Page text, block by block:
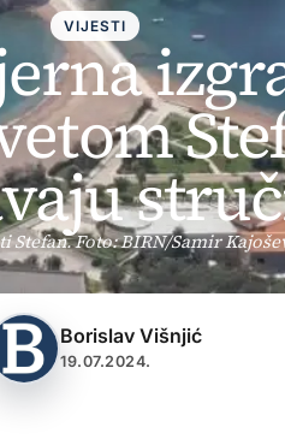
VIJESTI
Stefan. Foto: BIRN/Samir
Borislav Višnjić
19.07.2024.